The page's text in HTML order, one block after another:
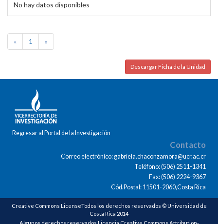
No hay datos disponibles
« 1 »
Descargar Ficha de la Unidad
Regresar al Portal de la Investigación
Contacto
Correo electrónico: gabriela.chaconzamora@ucr.ac.cr
Teléfono: (506) 2511-1341
Fax: (506) 2224-9367
Cód.Postal: 11501-2060,Costa Rica
Creative Commons LicenseTodos los derechos reservados © Universidad de
Costa Rica 2014